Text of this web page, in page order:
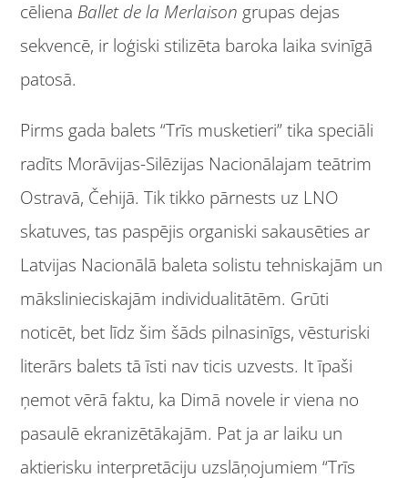
cēliena Ballet de la Merlaison grupas dejas
sekvencē, ir loģiski stilizēta baroka laika svinīgā
patosā.
Pirms gada balets “Trīs musketieri” tika speciāli
radīts Morāvijas-Silēzijas Nacionālajam teātrim
Ostravā, Čehijā. Tik tikko pārnests uz LNO
skatuves, tas paspējis organiski sakausēties ar
Latvijas Nacionālā baleta solistu tehniskajām un
mākslinieciskajām individualitātēm. Grūti
noticēt, bet līdz šim šāds pilnasinīgs, vēsturiski
literārs balets tā īsti nav ticis uzvests. It īpaši
ņemot vērā faktu, ka Dimā novele ir viena no
pasaulē ekranizētākajām. Pat ja ar laiku un
aktierisku interpretāciju uzslāņojumiem “Trīs